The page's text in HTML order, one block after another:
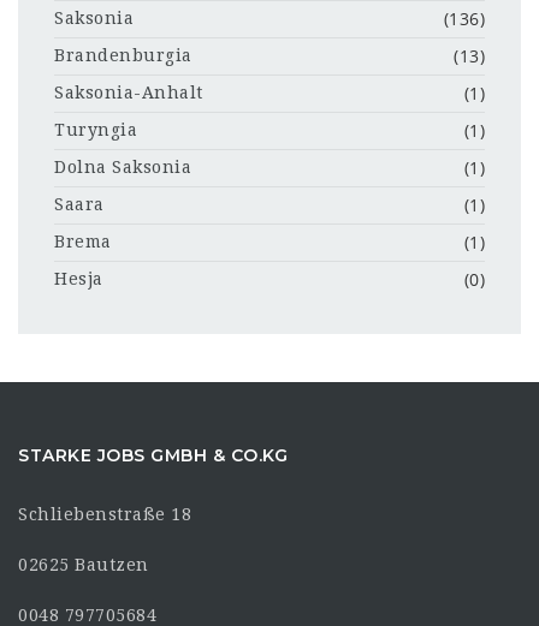
Saksonia (136)
Brandenburgia (13)
Saksonia-Anhalt (1)
Turyngia (1)
Dolna Saksonia (1)
Saara (1)
Brema (1)
Hesja (0)
STARKE JOBS GMBH & CO.KG
Schliebenstraße 18
02625 Bautzen
0048 797705684